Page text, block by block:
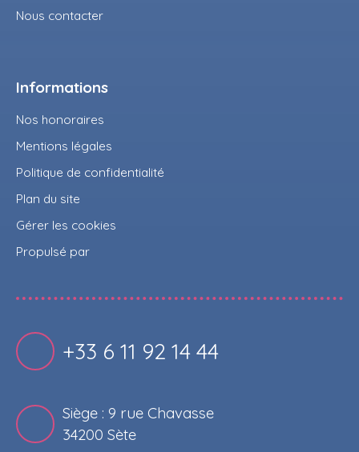
Nous contacter
Informations
Nos honoraires
Mentions légales
Politique de confidentialité
Plan du site
Gérer les cookies
Propulsé par
+33 6 11 92 14 44
Siège : 9 rue Chavasse
34200 Sète